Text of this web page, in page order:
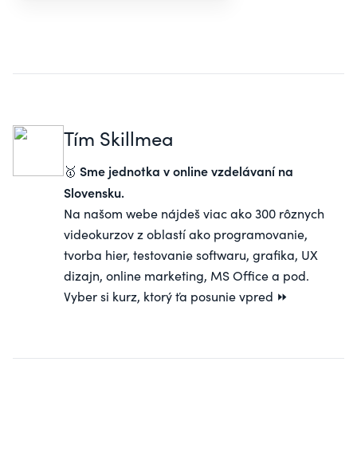
Tím Skillmea
🥇 Sme jednotka v online vzdelávaní na
Slovensku.
Na našom webe nájdeš viac ako 300 rôznych
videokurzov z oblastí ako programovanie,
tvorba hier, testovanie softwaru, grafika, UX
dizajn, online marketing, MS Office a pod.
Vyber si kurz, ktorý ťa posunie vpred ⏩